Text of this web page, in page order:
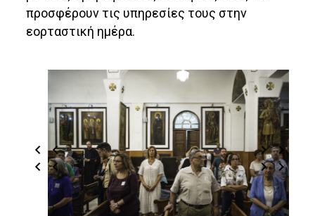
προσφέρουν τις υπηρεσίες τους στην
εορταστική ημέρα.